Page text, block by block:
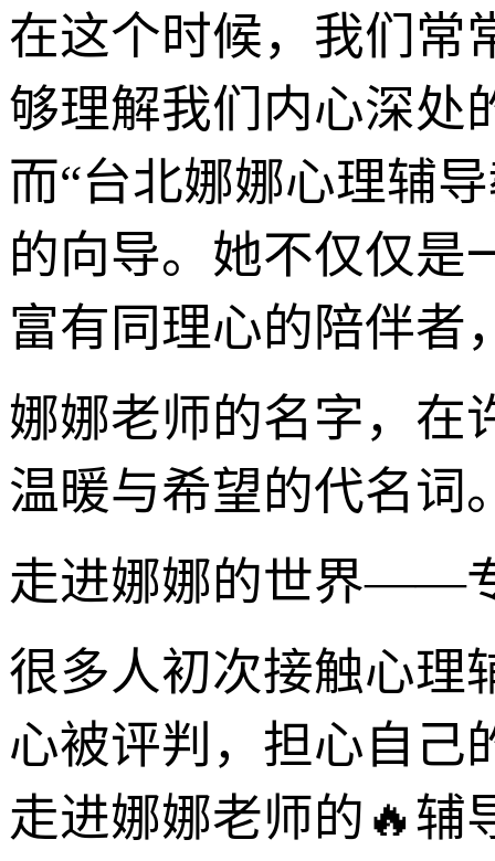
在这个时候，我们常
够理解我们内心深处
而“台北娜娜心理辅
的向导。她不仅仅是
富有同理心的陪伴者
娜娜老师的名字，在
温暖与希望的代名词
走进娜娜的世界——
很多人初次接触心理
心被评判，担心自己
走进娜娜老师的🔥辅